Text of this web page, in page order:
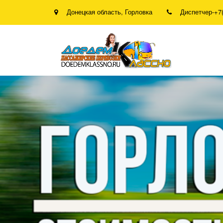
Донецкая область, Горловка Диспетчер-